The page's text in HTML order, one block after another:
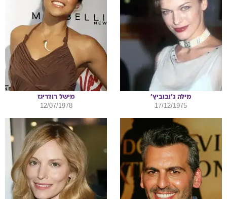
מילה ג'ובוביץ'
17/12/1975
מישל רודריגז
12/07/1978